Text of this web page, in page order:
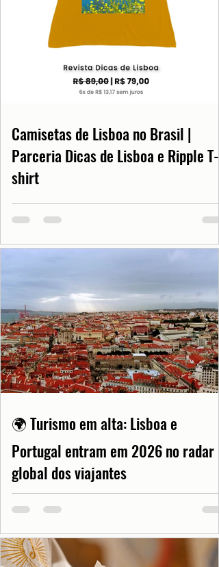
Estes sintomas tendem a diminuir com o
passar do tempo. Eles iniciam-se
geralmente entre os 45 e os 55 anos.
Fonte: Calendarr
Camisetas de Lisboa no Brasil |
Parceria Dicas de Lisboa e Ripple T-
shirt
🌍 Turismo em alta: Lisboa e
Portugal entram em 2026 no radar
global dos viajantes